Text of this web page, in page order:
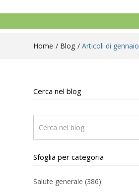
Home Blog Articoli di
Cerca nel blog
Sfoglia per categoria
Salute generale (386)